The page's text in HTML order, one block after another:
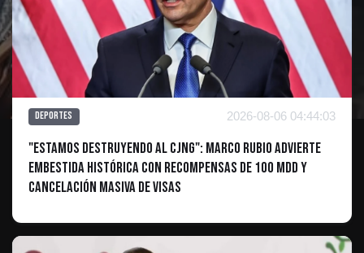
Deportes 2026-08-06 04:44:03
"Estamos destruyendo al CJNG": Marco Rubio advierte
embestida histórica con recompensas de 100 mdd y
cancelación masiva de visas